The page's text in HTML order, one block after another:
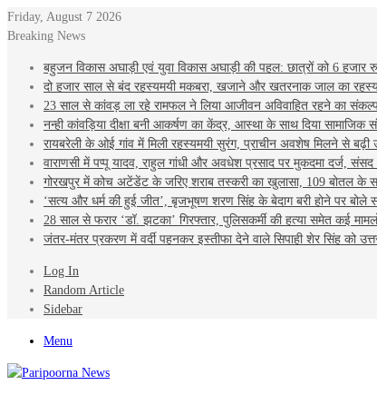
Friday, August 7 2026
Breaking News
बहुजन विकास अघाड़ी एवं युवा विकास अघाड़ी की पहल: छात्रों को 6
दो हजार साल से बंद रहस्यमयी मकबरा, खजाने और खतरनाक जाल का
23 साल से कांवड़ ला रहे रामफल ने लिया आजीवन अविवाहित रहने का
नन्ही कांवड़िया दीक्षा बनी आकर्षण का केंद्र, आस्था के साथ दिया सामाजिक
रायबरेली के ओई गांव में मिली रहस्यमयी सुरंग, प्राचीन अवशेष मिलने से बढ़ी
वाराणसी में पप्पू यादव, राहुल गांधी और अवधेश प्रसाद पर मुकदमा दर्ज,
गोरखपुर में कोच अटेंडेंट के जरिए शराब तस्करी का खुलासा, 109 बोतल के
‘सत्य और धर्म की हुई जीत’, बृजभूषण शरण सिंह के बेदाग बरी होने पर बोले
28 साल से फरार ‘डॉ. झटका’ गिरफ्तार, पुलिसकर्मी की हत्या समेत कई
जंतर-मंतर प्रकरण में वर्दी पहनकर इस्तीफा देने वाले सिपाही शेर सिंह को
Log In
Random Article
Sidebar
Menu